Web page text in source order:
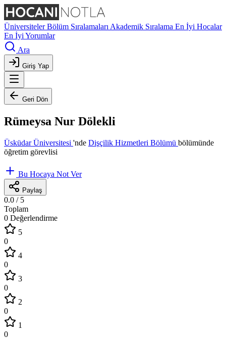
ÜniversitelerBölüm Sıralamaları Akademik Sıralama En İyi Hocalar
En İyi Yorumlar
Ara
Giriş Yap
Geri Dön
Rümeysa Nur Dölekli
Üsküdar Üniversitesi 'nde Dişçilik Hizmetleri Bölümü bölümünde
öğretim görevlisi
Bu Hocaya Not Ver
Paylaş
0.0 / 5
Toplam
0 Değerlendirme
5
0
4
0
3
0
2
0
1
0